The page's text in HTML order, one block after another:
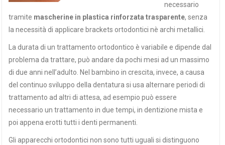
necessario
tramite mascherine in plastica rinforzata trasparente, senza
la necessità di applicare brackets ortodontici nè archi metallici.
La durata di un trattamento ortodontico è variabile e dipende dal
problema da trattare, può andare da pochi mesi ad un massimo
di due anni nell’adulto. Nel bambino in crescita, invece, a causa
del continuo sviluppo della dentatura si usa alternare periodi di
trattamento ad altri di attesa, ad esempio può essere
necessario un trattamento in due tempi, in dentizione mista e
poi appena erotti tutti i denti permanenti.
Gli apparecchi ortodontici non sono tutti uguali si distinguono